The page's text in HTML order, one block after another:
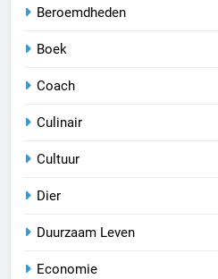
Beroemdheden
Boek
Coach
Culinair
Cultuur
Dier
Duurzaam Leven
Economie